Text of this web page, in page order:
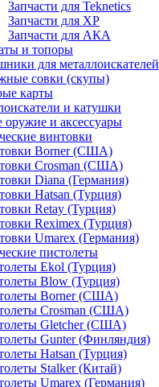
Запчасти для Teknetics
Запчасти для XP
Запчасти для АКА
и топоры
для металлоискателей
совки (скупы)
карты
и катушки
оружие и аксессуары
винтовки
Borner (США)
Crosman (США)
Diana (Германия)
Hatsan (Турция)
Retay (Турция)
Reximex (Турция)
Umarex (Германия)
пистолеты
Ekol (Турция)
Blow (Турция)
Borner (США)
Crosman (США)
Gletcher (США)
Gunter (Финляндия)
Hatsan (Турция)
Stalker (Китай)
Umarex (Германия)